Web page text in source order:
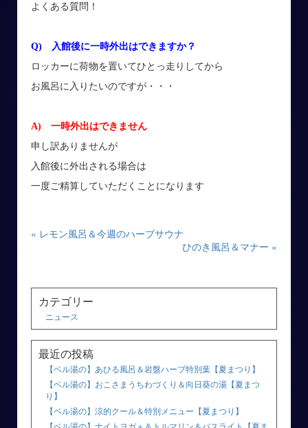
よくある質問！
Q) 入館後に一時外出はできますか？
ロッカーに荷物を置いてひとっ走りしてから
お風呂に入りたいのですが・・・
A) 一時外出はできません
申し訳ありませんが
入館後に外出される場合は
一度ご精算していただくことになります
« レモン風呂＆今週のハーブサウナ
ひのき風呂＆マナー »
カテゴリー
ニュース
最近の投稿
【ベル湯の】あひる風呂＆岩盤ハーブ特別葉【夏まつり】
【ベル湯の】おこさまうちわづくり＆向日葵の湯【夏まつ
り】
【ベル湯の】涼的クール＆特別メニュー【夏まつり】
【ベル湯の】ナイトヨガ＋＆トルマリン＆バスライト【夏ま